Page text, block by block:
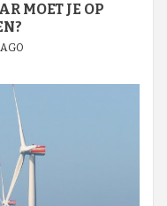
MOET JE OP